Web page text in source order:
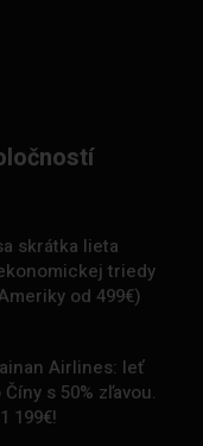
skrátka lieta
triedy
od 499€)
Airlines: leť
s 50% zľavou.
199€!